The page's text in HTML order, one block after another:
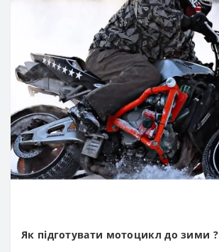
Як підготувати мотоцикл до зими ?